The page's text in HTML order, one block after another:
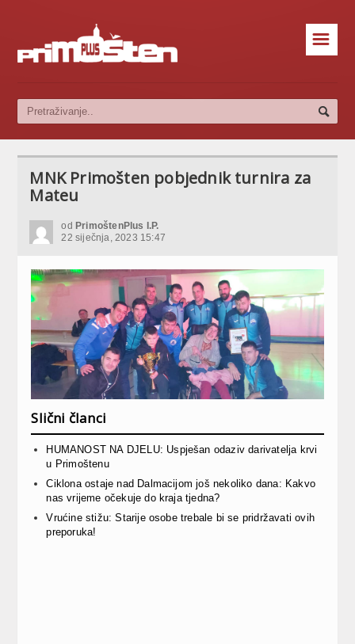
☰
MNK Primošten pobjednik turnira za
Mateu
od PrimoštenPlus I.P.
22 siječnja, 2023 15:47
Slični članci
HUMANOST NA DJELU: Uspješan odaziv darivatelja krvi
u Primoštenu
Ciklona ostaje nad Dalmacijom još nekoliko dana: Kakvo
nas vrijeme očekuje do kraja tjedna?
Vrućine stižu: Starije osobe trebale bi se pridržavati ovih
preporuka!